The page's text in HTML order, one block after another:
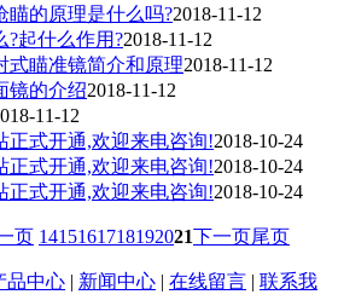
瞄​的原理是什么吗?2018-11-12
?起什么作用?2018-11-12
式瞄准镜简介和原理2018-11-12
镜的介绍2018-11-12
11-12
正式开通,欢迎来电咨询!2018-10-24
正式开通,欢迎来电咨询!2018-10-24
正式开通,欢迎来电咨询!2018-10-24
页 1415161718192021下一页尾页
品中心 | 新闻中心 | 在线留言 | 联系我